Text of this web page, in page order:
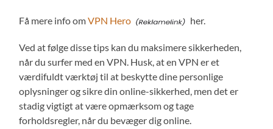
Få mere info omVPN Hero her.
Ved at følge disse tips kan du maksimere sikkerheden,
når du surfer med en VPN. Husk, at en VPN er et
værdifuldt værktøj til at beskytte dine personlige
oplysninger og sikre din online-sikkerhed, men det er
stadig vigtigt at være opmærksom og tage
forholdsregler, når du bevæger dig online.